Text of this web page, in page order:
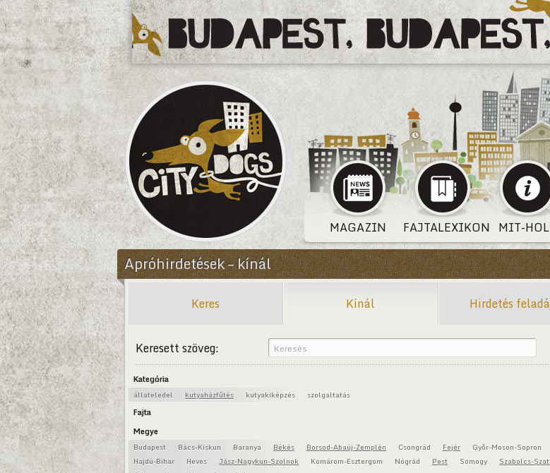
CityDogs
MAGAZIN FAJTALEXIKON MIT-
Apróhirdetések – kínál
Keres Kínál Hirdetés
Keresett szöveg:
Kategória
állateledel kutyaházfűtés kutyakiképzés szolgaltatás
Fajta
Megye
Budapest Bács-Kiskun Baranya Békés Borsod-Abaúj-Zemplén Csongrád Fejér
Győr-Moson-Sopron
Hajdú-Bihar
Heves Jász-Nagykun-Szolnok Komárom-Esztergom Nógrád Pest Somogy
Szabolcs-